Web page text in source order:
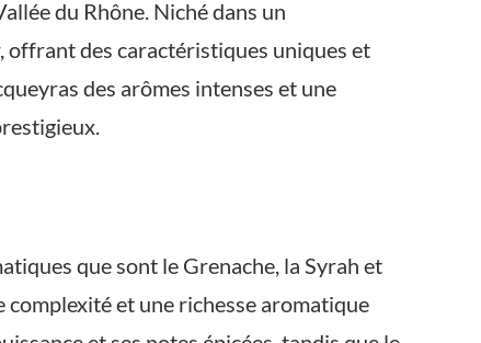
du Rhône. Niché dans un
offrant des caractéristiques uniques et
des arômes intenses et une
que sont le Grenache, la Syrah et
et une richesse aromatique